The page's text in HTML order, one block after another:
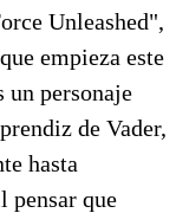
Unleashed",
empieza este
un personaje
de Vader,
hasta
pensar que